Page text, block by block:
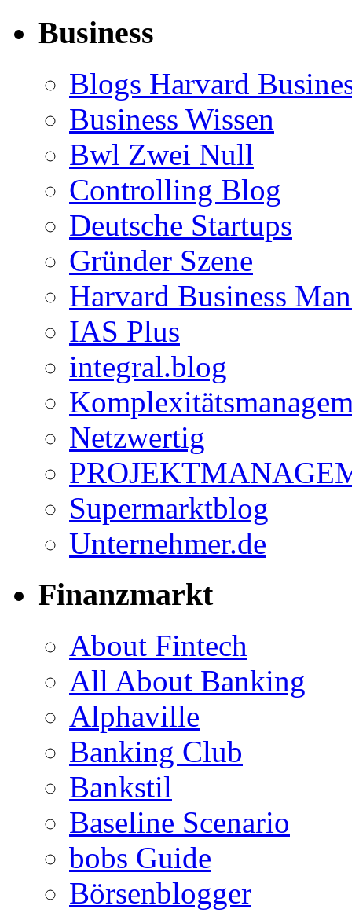
Business
Blogs Harvard
Business Wissen
Bwl Zwei Null
Controlling Blog
Deutsche Startups
Gründer Szene
Harvard Business
IAS Plus
integral.blog
Netzwertig
Supermarktblog
Unternehmer.de
Finanzmarkt
About Fintech
All About Banking
Alphaville
Banking Club
Bankstil
Baseline Scenario
bobs Guide
Börsenblogger